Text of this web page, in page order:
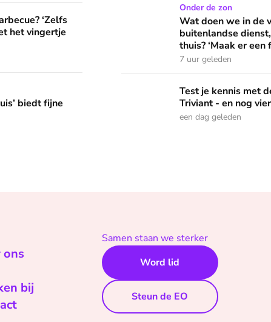
als buren vloeken, kun je beter niet met het vingertje wijzen’
‘Zelfs
het vingertje
biedt fijne
Wat doen we in de vakantie op
Onder de zon
Wat doen we in de
buitenlandse
thuis? ‘Maak er
7 uur geleden
Test je kennis met de nieuwe
Test je kennis met
Triviant - en nog
een dag geleden
ons
bij
Samen staan we sterker
Word lid
Steun de EO